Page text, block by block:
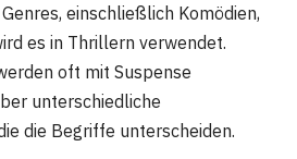
einschließlich Komödien,
es in Thrillern verwendet.
oft mit Suspense
unterschiedliche
die Begriffe unterscheiden.